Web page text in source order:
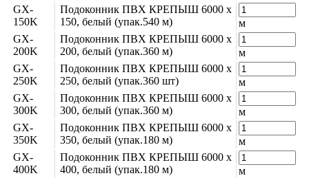
GX-
150K
Подоконник ПВХ КРЕПЫШ 6000 х
150, белый (упак.540 м)
м
GX-
200K
Подоконник ПВХ КРЕПЫШ 6000 х
200, белый (упак.360 м)
м
GX-
250K
Подоконник ПВХ КРЕПЫШ 6000 х
250, белый (упак.360 шт)
м
GX-
300K
Подоконник ПВХ КРЕПЫШ 6000 х
300, белый (упак.360 м)
м
GX-
350K
Подоконник ПВХ КРЕПЫШ 6000 х
350, белый (упак.180 м)
м
GX-
400K
Подоконник ПВХ КРЕПЫШ 6000 х
400, белый (упак.180 м)
м